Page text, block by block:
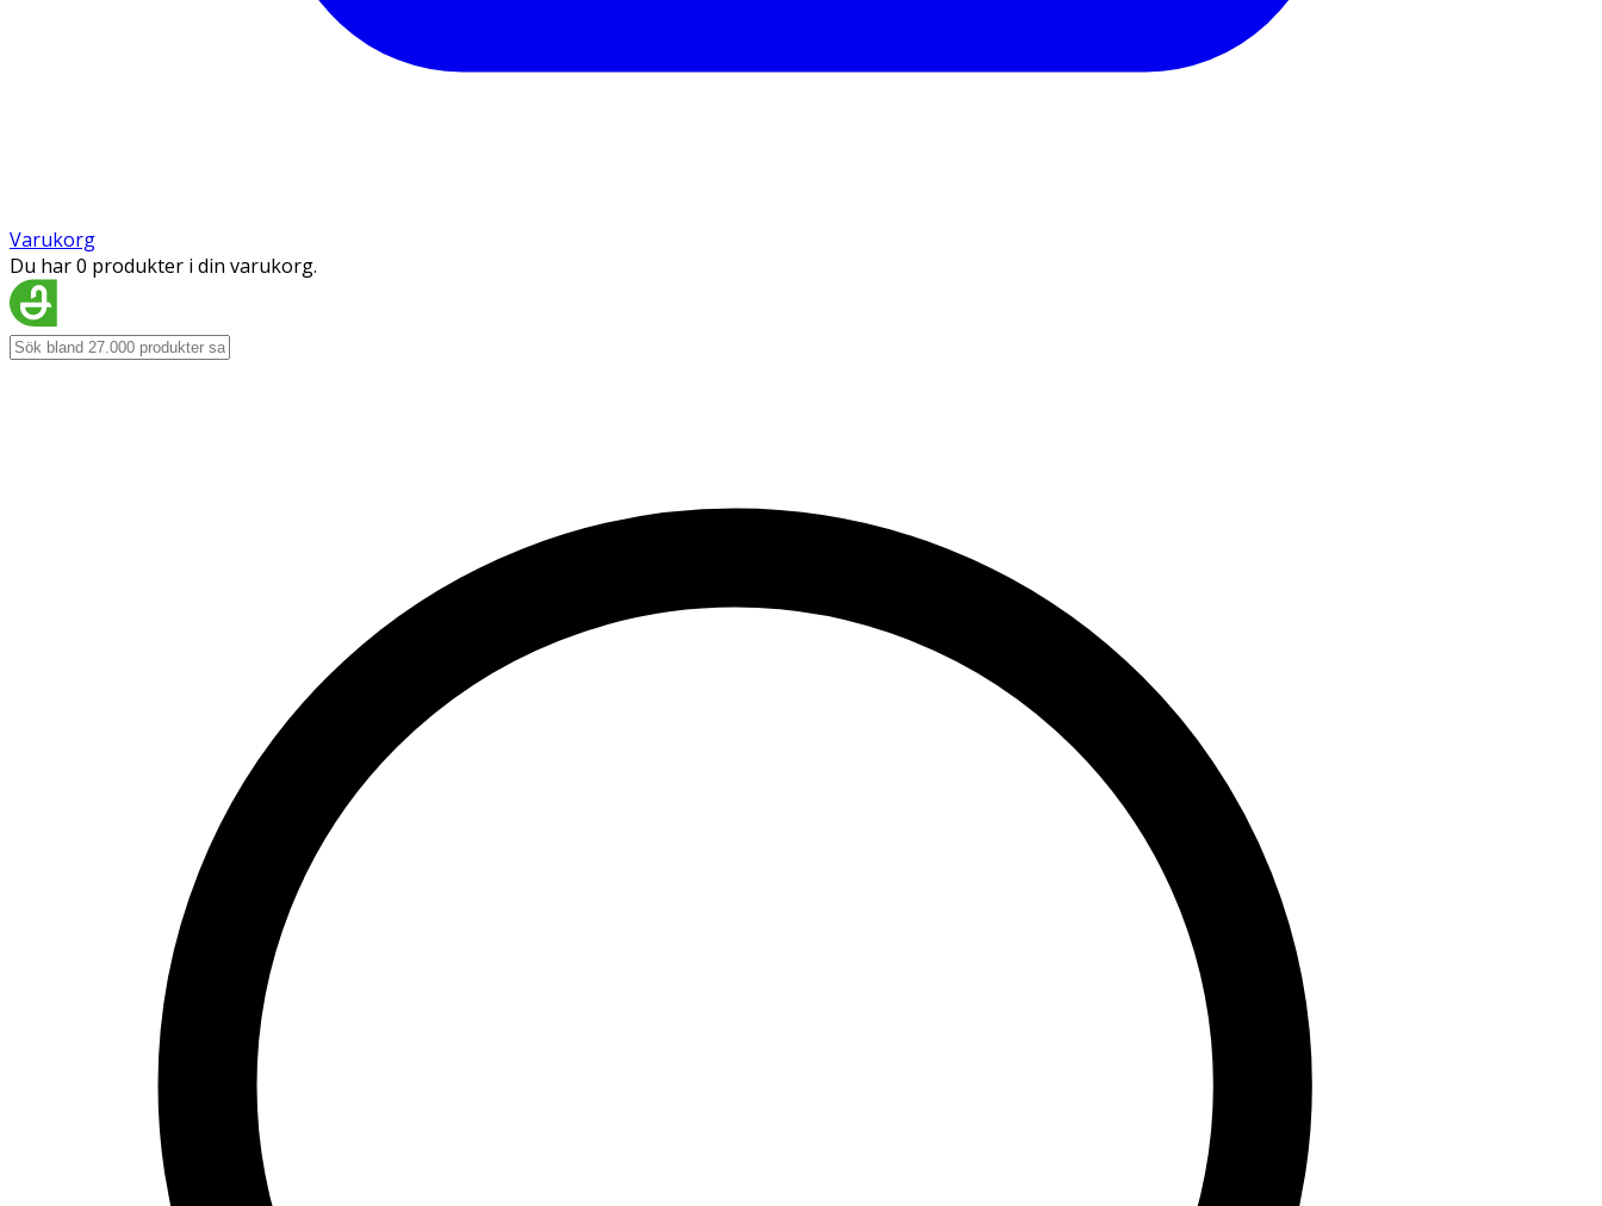
Varukorg
Du har 0 produkter i din varukorg.